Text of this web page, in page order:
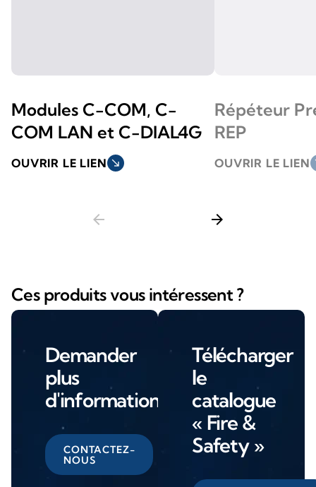
Modules C-COM, C-
COM LAN et C-DIAL4G
OUVRIR LE LIEN south_east
Répéteur
REP
OUVRIR LE LIEN
arrow_back arrow_forward
Ces produits vous intéressent ?
Demander
plus
d'informations
CONTACTEZ-
NOUS
Télécharger
le
catalogue
« Fire &
Safety »